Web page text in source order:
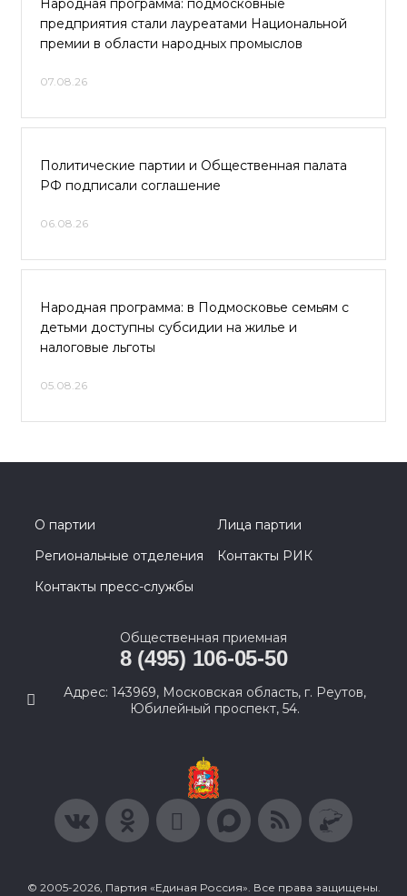
Народная программа: подмосковные
предприятия стали лауреатами Национальной
премии в области народных промыслов
07.08.26
Политические партии и Общественная палата
РФ подписали соглашение
06.08.26
Народная программа: в Подмосковье семьям с
детьми доступны субсидии на жилье и
налоговые льготы
05.08.26
О партии
Лица партии
Региональные отделения
Контакты РИК
Контакты пресс-службы
Общественная приемная
8 (495) 106-05-50
Адрес: 143969, Московская область, г. Реутов,
Юбилейный проспект, 54.
© 2005-2026, Партия «Единая Россия». Все права защищены.